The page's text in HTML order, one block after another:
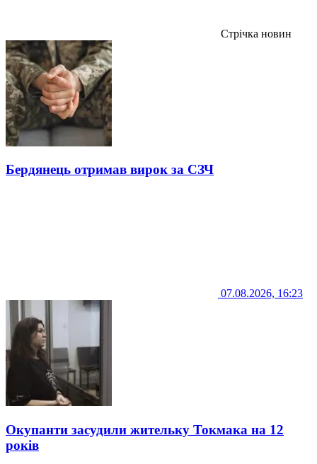
Стрічка новин
Бердянець отримав вирок за СЗЧ
07.08.2026, 16:23
Окупанти засудили жительку Токмака на 12
років